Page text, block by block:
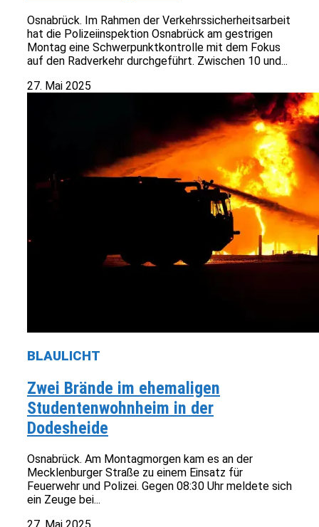
Osnabrück. Im Rahmen der Verkehrssicherheitsarbeit
hat die Polizeiinspektion Osnabrück am gestrigen
Montag eine Schwerpunktkontrolle mit dem Fokus
auf den Radverkehr durchgeführt. Zwischen 10 und...
27. Mai 2025
BLAULICHT
Zwei Brände im ehemaligen
Studentenwohnheim in der
Dodesheide
Osnabrück. Am Montagmorgen kam es an der
Mecklenburger Straße zu einem Einsatz für
Feuerwehr und Polizei. Gegen 08:30 Uhr meldete sich
ein Zeuge bei...